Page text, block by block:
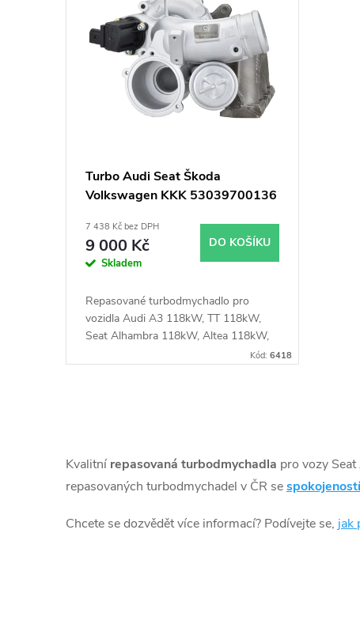
k
ů
Turbo Audi Seat Škoda
Volkswagen KKK 53039700136
7 438 Kč bez DPH
9 000 Kč
Skladem
DO KOŠÍKU
Repasované turbodmychadlo pro
vozidla Audi A3 118kW, TT 118kW,
Seat Alhambra 118kW, Altea 118kW,
Leon 118kW, Toledo 118kW, VW CC
Kód:6418
v
l
á
Kvalitní repasovaná turbodmychadla pro vozy
repasovaných turbodmychadel v ČR se
Chcete se dozvědět více informací? Podívejte se, jak